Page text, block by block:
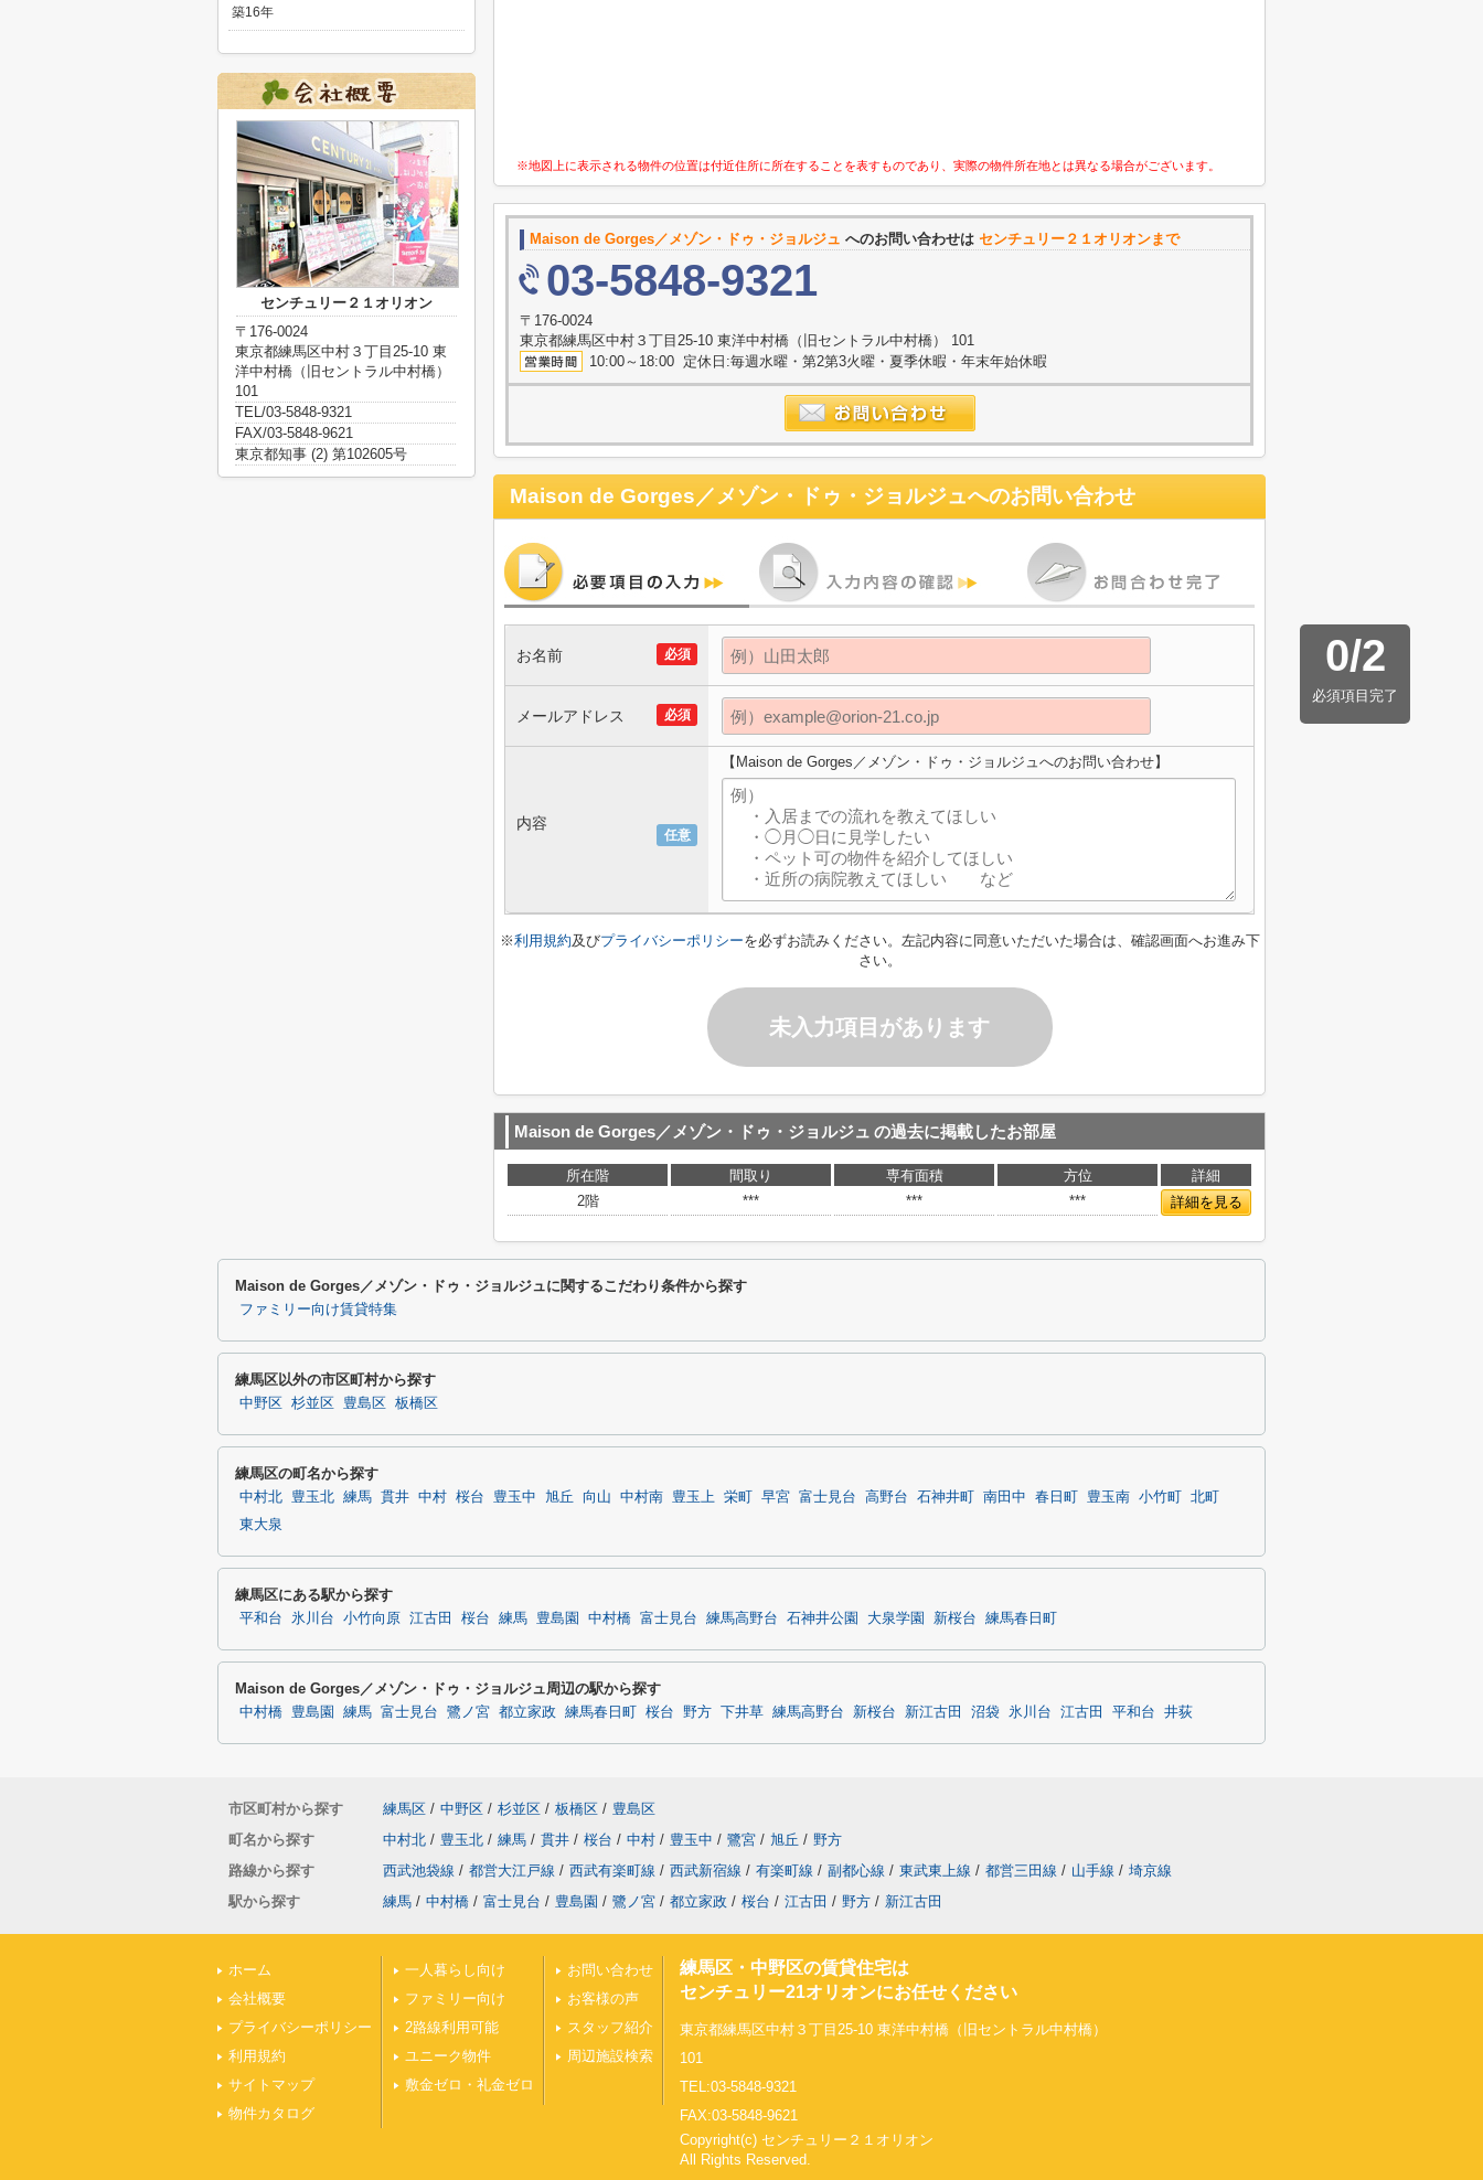
※地図上に表示される物件の位置は付近住所に所在することを表すものであり、実際の物件所在地とは異なる場合がございます。
Maison de Gorges／メゾン・ドゥ・ジョルジュ へのお問い合わせは センチュリー２１オリオンまで
03-5848-9321
〒176-0024
東京都練馬区中村３丁目25-10 東洋中村橋（旧セントラル中村橋） 101
10:00～18:00 定休日:毎週水曜・第2第3火曜・夏季休暇・年末年始休暇
Maison de Gorges／メゾン・ドゥ・ジョルジュへのお問い合わせ
0/2
必須項目完了
必須
お名前
必須
メールアドレス
任意
内容
【Maison de Gorges／メゾン・ドゥ・ジョルジュへのお問い合わせ】
※利用規約及びプライバシーポリシーを必ずお読みください。左記内容に同意いただいた場合は、確認画面へお進み下
さい。
未入力項目があります
Maison de Gorges／メゾン・ドゥ・ジョルジュ の過去に掲載したお部屋
所在階 間取り 専有面積 方位
詳細
2階
*** *** *** 詳細を見る
築16年
センチュリー２１オリオン
〒176-0024
東京都練馬区中村３丁目25-10 東
洋中村橋（旧セントラル中村橋）
101
TEL/03-5848-9321
FAX/03-5848-9621
東京都知事 (2) 第102605号
Maison de Gorges／メゾン・ドゥ・ジョルジュに関するこだわり条件から探す
ファミリー向け賃貸特集
練馬区以外の市区町村から探す
中野区 杉並区 豊島区 板橋区
練馬区の町名から探す
中村北 豊玉北 練馬 貫井 中村 桜台 豊玉中 旭丘 向山 中村南 豊玉上 栄町 早宮 富士見台 高野台 石神井町 南田中 春日町 豊玉南 小竹町
北町
東大泉
練馬区にある駅から探す
平和台 氷川台 小竹向原 江古田 桜台 練馬 豊島園 中村橋 富士見台 練馬高野台 石神井公園 大泉学園 新桜台 練馬春日町
Maison de Gorges／メゾン・ドゥ・ジョルジュ周辺の駅から探す
中村橋 豊島園 練馬 富士見台 鷺ノ宮 都立家政 練馬春日町 桜台 野方 下井草 練馬高野台 新桜台 新江古田 沼袋 氷川台 江古田 平和台 井荻
市区町村から探す 練馬区 / 中野区 / 杉並区 / 板橋区 / 豊島区
町名から探す
中村北 / 豊玉北 / 練馬 / 貫井 / 桜台 / 中村 / 豊玉中 / 鷺宮 / 旭丘 / 野方
路線から探す
西武池袋線 / 都営大江戸線 / 西武有楽町線 / 西武新宿線 / 有楽町線 / 副都心線 / 東武東上線 / 都営三田線 / 山手線 / 埼京線
駅から探す
練馬 / 中村橋 / 富士見台 / 豊島園 / 鷺ノ宮 / 都立家政 / 桜台 / 江古田 / 野方 / 新江古田
ホーム
会社概要
プライバシーポリシー
利用規約
サイトマップ
物件カタログ
一人暮らし向け
ファミリー向け
2路線利用可能
ユニーク物件
敷金ゼロ・礼金ゼロ
お問い合わせ
お客様の声
スタッフ紹介
周辺施設検索
練馬区・中野区の賃貸住宅は
センチュリー21オリオンにお任せください
東京都練馬区中村３丁目25-10 東洋中村橋（旧セントラル中村橋）
101
TEL:03-5848-9321
FAX:03-5848-9621
Copyright(c) センチュリー２１オリオン
All Rights Reserved.